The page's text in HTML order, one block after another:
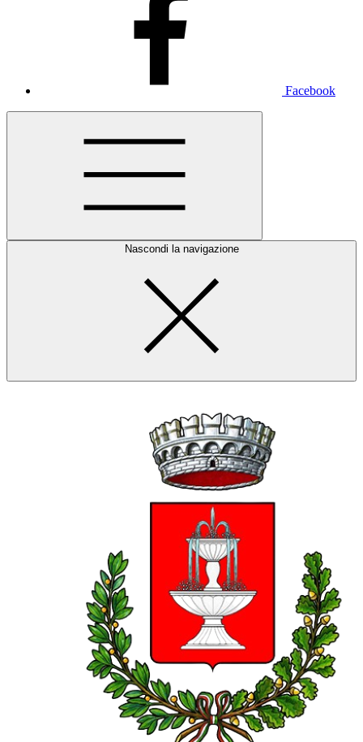
Facebook
Nascondi la navigazione